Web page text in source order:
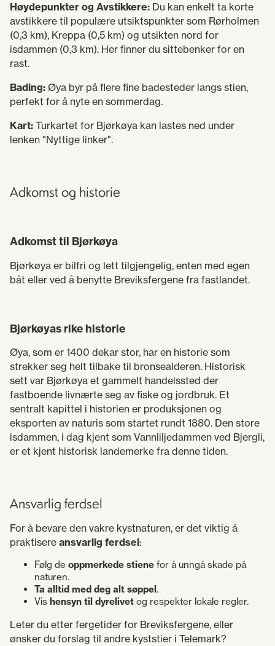
Høydepunkter og Avstikkere: Du kan enkelt ta korte
avstikkere til populære utsiktspunkter som Rørholmen
(0,3 km), Kreppa (0,5 km) og utsikten nord for
isdammen (0,3 km). Her finner du sittebenker for en
rast.
Bading: Øya byr på flere fine badesteder langs stien,
perfekt for å nyte en sommerdag.
Kart: Turkartet for Bjørkøya kan lastes ned under
lenken "Nyttige linker".
Adkomst og historie
Adkomst til Bjørkøya
Bjørkøya er bilfri og lett tilgjengelig, enten med egen
båt eller ved å benytte Breviksfergene fra fastlandet.
Bjørkøyas rike historie
Øya, som er 1400 dekar stor, har en historie som
strekker seg helt tilbake til bronsealderen. Historisk
sett var Bjørkøya et gammelt handelssted der
fastboende livnærte seg av fiske og jordbruk. Et
sentralt kapittel i historien er produksjonen og
eksporten av naturis som startet rundt 1880. Den store
isdammen, i dag kjent som Vannliljedammen ved Bjergli,
er et kjent historisk landemerke fra denne tiden.
Ansvarlig ferdsel
For å bevare den vakre kystnaturen, er det viktig å
praktisere ansvarlig ferdsel:
Følg de oppmerkede stiene for å unngå skade på
naturen.
Ta alltid med deg alt søppel.
Vis hensyn til dyrelivet og respekter lokale regler.
Leter du etter fergetider for Breviksfergene, eller
ønsker du forslag til andre kyststier i Telemark?